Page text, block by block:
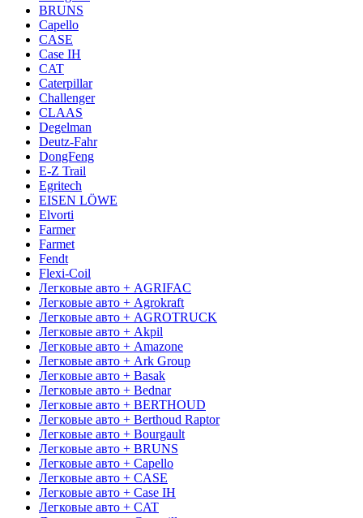
BRUNS
Capello
CASE
Case IH
CAT
Caterpillar
Challenger
CLAAS
Degelman
Deutz-Fahr
DongFeng
E-Z Trail
Egritech
EISEN LÖWE
Elvorti
Farmer
Farmet
Fendt
Flexi-Coil
Легковые авто + AGRIFAC
Легковые авто + Agrokraft
Легковые авто + AGROTRUCK
Легковые авто + Akpil
Легковые авто + Amazone
Легковые авто + Ark Group
Легковые авто + Basak
Легковые авто + Bednar
Легковые авто + BERTHOUD
Легковые авто + Berthoud Raptor
Легковые авто + Bourgault
Легковые авто + BRUNS
Легковые авто + Capello
Легковые авто + CASE
Легковые авто + Case IH
Легковые авто + CAT